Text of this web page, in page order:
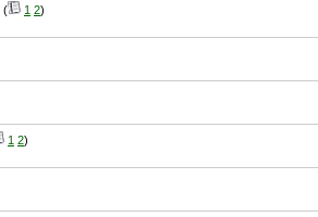
( 1 2)
1 2)